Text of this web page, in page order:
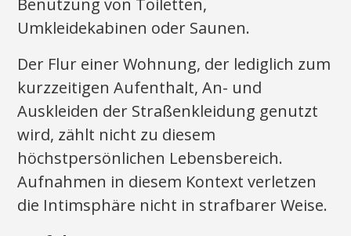
Benutzung von Toiletten,
Umkleidekabinen oder Saunen.
Der Flur einer Wohnung, der lediglich zum
kurzzeitigen Aufenthalt, An- und
Auskleiden der Straßenkleidung genutzt
wird, zählt nicht zu diesem
höchstpersönlichen Lebensbereich.
Aufnahmen in diesem Kontext verletzen
die Intimsphäre nicht in strafbarer Weise.